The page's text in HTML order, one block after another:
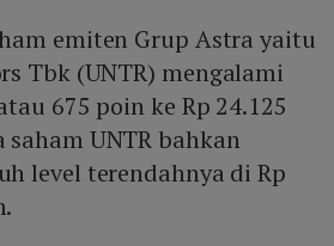
emiten Grup Astra yaitu
Tbk (UNTR) mengalami
675 poin ke Rp 24.125
saham UNTR bahkan
level terendahnya di Rp